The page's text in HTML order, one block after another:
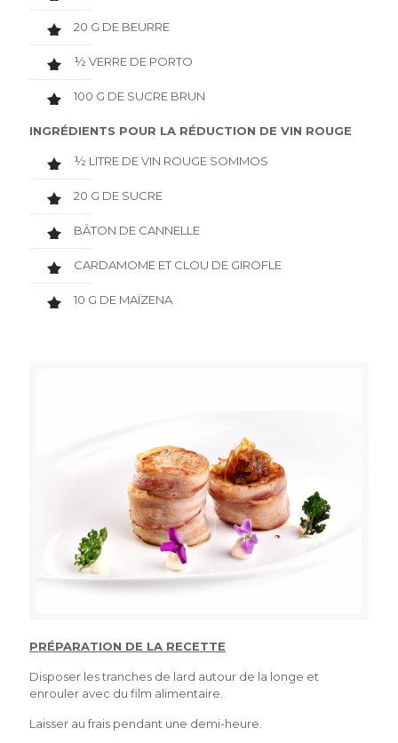
20 G DE BEURRE
½ VERRE DE PORTO
100 G DE SUCRE BRUN
INGRÉDIENTS POUR LA RÉDUCTION DE VIN ROUGE
½ LITRE DE VIN ROUGE SOMMOS
20 G DE SUCRE
BÂTON DE CANNELLE
CARDAMOME ET CLOU DE GIROFLE
10 G DE MAÏZENA
PRÉPARATION DE LA RECETTE
Disposer les tranches de lard autour de la longe et
enrouler avec du film alimentaire.
Laisser au frais pendant une demi-heure.